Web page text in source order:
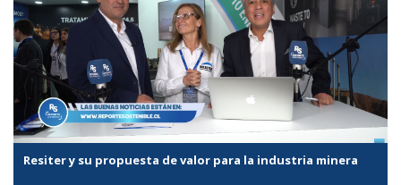
Resiter y su propuesta de valor para la industria minera